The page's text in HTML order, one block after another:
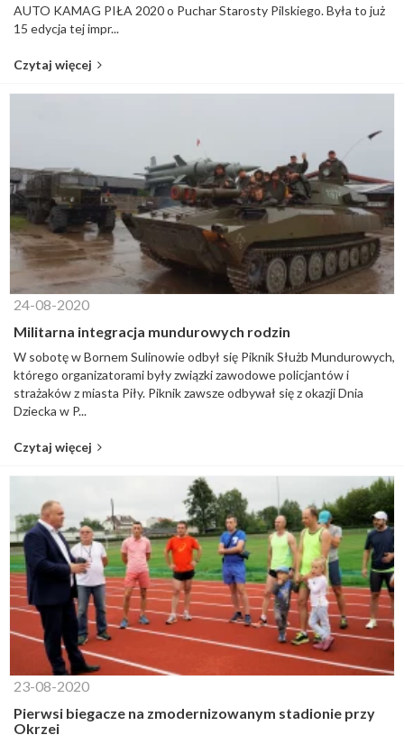
AUTO KAMAG PIŁA 2020 o Puchar Starosty Pilskiego. Była to już
15 edycja tej impr...
Czytaj więcej
24-08-2020
Militarna integracja mundurowych rodzin
W sobotę w Bornem Sulinowie odbył się Piknik Służb Mundurowych,
którego organizatorami były związki zawodowe policjantów i
strażaków z miasta Piły. Piknik zawsze odbywał się z okazji Dnia
Dziecka w P...
Czytaj więcej
23-08-2020
Pierwsi biegacze na zmodernizowanym stadionie przy
Okrzei